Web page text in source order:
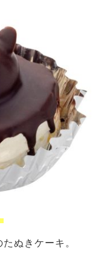
ぬきケーキ。